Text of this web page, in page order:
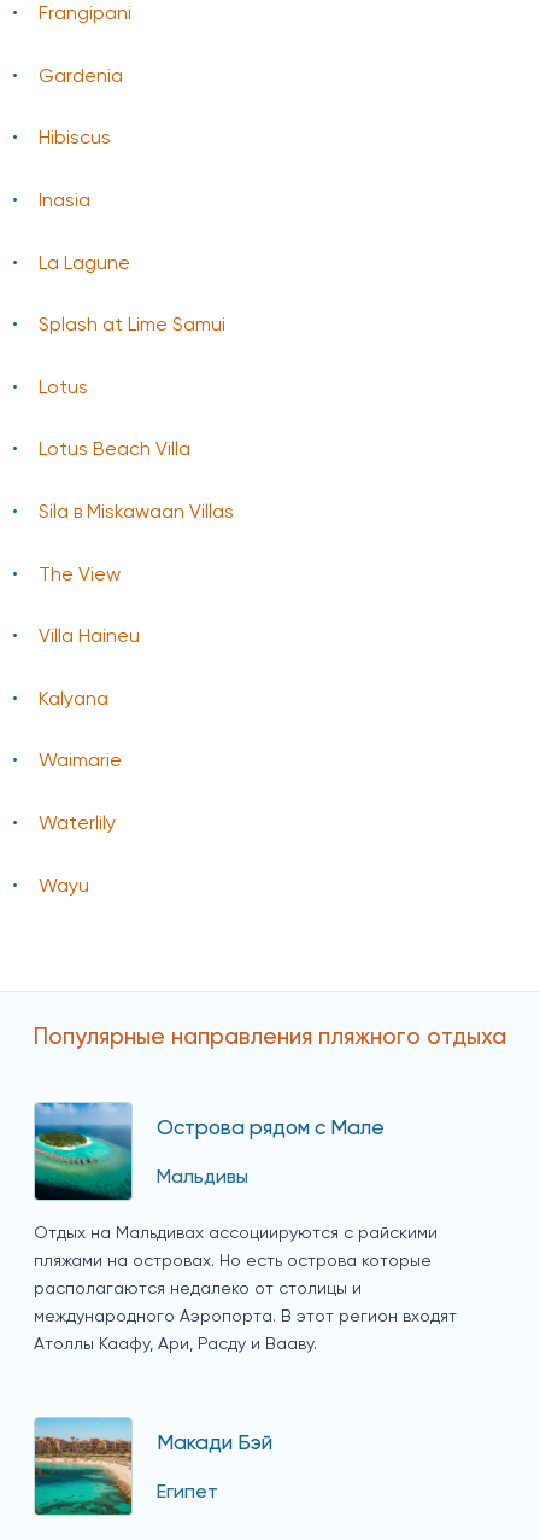
Frangipani
Gardenia
Hibiscus
Inasia
La Lagune
Splash at Lime Samui
Lotus
Lotus Beach Villa
Sila в Miskawaan Villas
The View
Villa Haineu
Kalyana
Waimarie
Waterlily
Wayu
Популярные направления пляжного отдыха
Острова рядом с Мале
Мальдивы
Отдых на Мальдивах ассоциируются с райскими
пляжами на островах. Но есть острова которые
располагаются недалеко от столицы и
международного Аэропорта. В этот регион входят
Атоллы Каафу, Ари, Расду и Вааву.
Макади Бэй
Египет